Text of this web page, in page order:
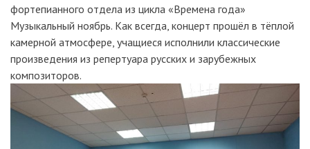
фортепианного отдела из цикла «Времена года»
Музыкальный ноябрь. Как всегда, концерт прошёл в тёплой
камерной атмосфере, учащиеся исполнили классические
произведения из репертуара русских и зарубежных
композиторов.